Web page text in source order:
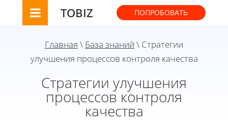
TOBIZ ПОПРОБОВАТЬ
Главная \ База знаний \ Стратегии
улучшения процессов контроля качества
Стратегии улучшения
процессов контроля
качества